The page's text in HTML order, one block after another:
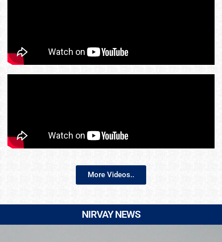
More Videos..
NIRVAY NEWS